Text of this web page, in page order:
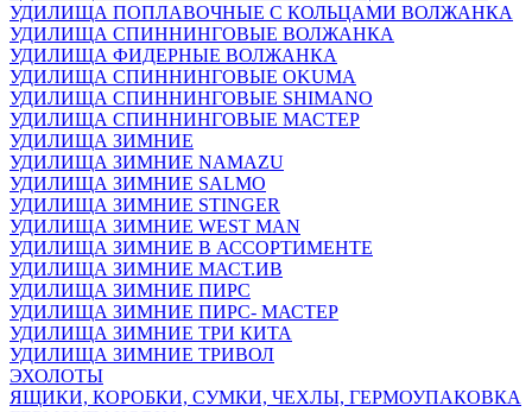
УДИЛИЩА ПОПЛАВОЧНЫЕ С КОЛЬЦАМИ ВОЛЖАНКА
УДИЛИЩА СПИННИНГОВЫЕ ВОЛЖАНКА
УДИЛИЩА ФИДЕРНЫЕ ВОЛЖАНКА
УДИЛИЩА СПИННИНГОВЫЕ OKUMA
УДИЛИЩА СПИННИНГОВЫЕ SHIMANO
УДИЛИЩА СПИННИНГОВЫЕ МАСТЕР
УДИЛИЩА ЗИМНИЕ
УДИЛИЩА ЗИМНИЕ NAMAZU
УДИЛИЩА ЗИМНИЕ SALMO
УДИЛИЩА ЗИМНИЕ STINGER
УДИЛИЩА ЗИМНИЕ WEST MAN
УДИЛИЩА ЗИМНИЕ В АССОРТИМЕНТЕ
УДИЛИЩА ЗИМНИЕ МАСТ.ИВ
УДИЛИЩА ЗИМНИЕ ПИРС
УДИЛИЩА ЗИМНИЕ ПИРС- МАСТЕР
УДИЛИЩА ЗИМНИЕ ТРИ КИТА
УДИЛИЩА ЗИМНИЕ ТРИВОЛ
ЭХОЛОТЫ
ЯЩИКИ, КОРОБКИ, СУМКИ, ЧЕХЛЫ, ГЕРМОУПАКОВКА